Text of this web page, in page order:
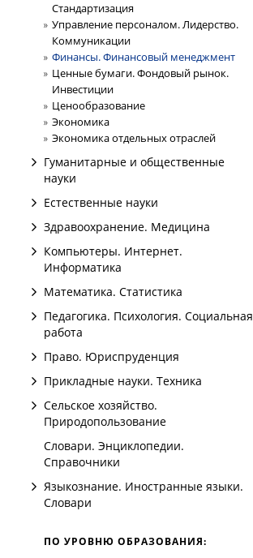
Стандартизация
Управление персоналом. Лидерство.
Коммуникации
Финансы. Финансовый менеджмент
Ценные бумаги. Фондовый рынок.
Инвестиции
Ценообразование
Экономика
Экономика отдельных отраслей
Гуманитарные и общественные
науки
Естественные науки
Здравоохранение. Медицина
Компьютеры. Интернет.
Информатика
Математика. Статистика
Педагогика. Психология. Социальная
работа
Право. Юриспруденция
Прикладные науки. Техника
Сельское хозяйство.
Природопользование
Словари. Энциклопедии.
Справочники
Языкознание. Иностранные языки.
Словари
ПО УРОВНЮ ОБРАЗОВАНИЯ: